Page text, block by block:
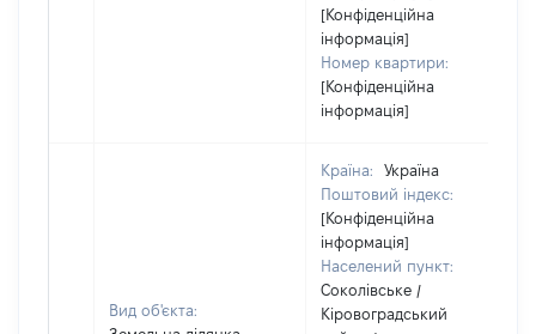
[Конфіденційна
інформація]
Номер квартири:
[Конфіденційна
інформація]
Вид об'єкта:
Країна:
Україна
Поштовий індекс:
[Конфіденційна
інформація]
Населений пункт:
Соколівське /
Кіровоградський